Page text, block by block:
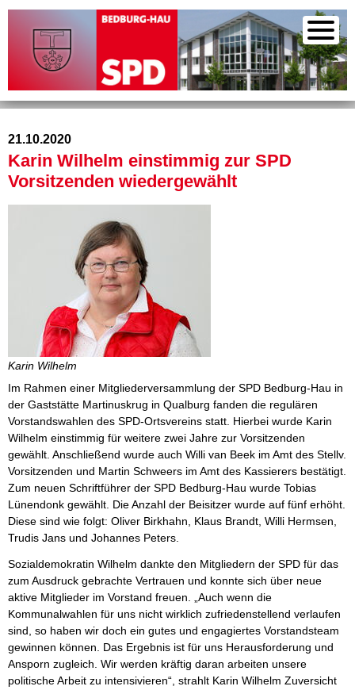
21.10.2020
Karin Wilhelm einstimmig zur SPD
Vorsitzenden wiedergewählt
Karin Wilhelm
Im Rahmen einer Mitgliederversammlung der SPD Bedburg-Hau in
der Gaststätte Martinuskrug in Qualburg fanden die regulären
Vorstandswahlen des SPD-Ortsvereins statt. Hierbei wurde Karin
Wilhelm einstimmig für weitere zwei Jahre zur Vorsitzenden
gewählt. Anschließend wurde auch Willi van Beek im Amt des Stellv.
Vorsitzenden und Martin Schweers im Amt des Kassierers bestätigt.
Zum neuen Schriftführer der SPD Bedburg-Hau wurde Tobias
Lünendonk gewählt. Die Anzahl der Beisitzer wurde auf fünf erhöht.
Diese sind wie folgt: Oliver Birkhahn, Klaus Brandt, Willi Hermsen,
Trudis Jans und Johannes Peters.
Sozialdemokratin Wilhelm dankte den Mitgliedern der SPD für das
zum Ausdruck gebrachte Vertrauen und konnte sich über neue
aktive Mitglieder im Vorstand freuen. „Auch wenn die
Kommunalwahlen für uns nicht wirklich zufriedenstellend verlaufen
sind, so haben wir doch ein gutes und engagiertes Vorstandsteam
gewinnen können. Das Ergebnis ist für uns Herausforderung und
Ansporn zugleich. Wir werden kräftig daran arbeiten unsere
politische Arbeit zu intensivieren“, strahlt Karin Wilhelm Zuversicht